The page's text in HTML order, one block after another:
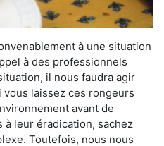
à une situation
à des professionnels
il nous faudra agir
laissez ces rongeurs
avant de
leur éradication, sachez
Toutefois, nous nous